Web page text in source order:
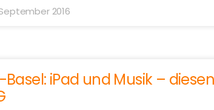
2016
Basel: iPad und Musik –